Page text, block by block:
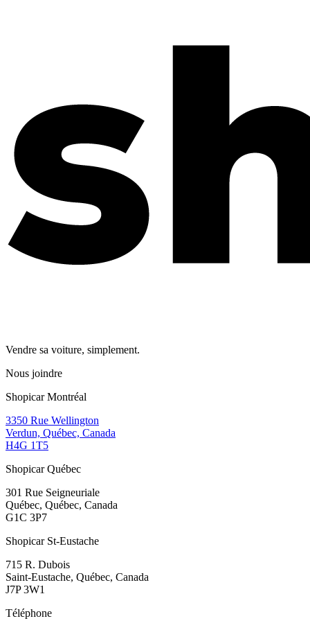
Vendre sa voiture, simplement.
Nous joindre
Shopicar Montréal
3350 Rue Wellington
Verdun, Québec, Canada
H4G 1T5
Shopicar Québec
301 Rue Seigneuriale
Québec, Québec, Canada
G1C 3P7
Shopicar St-Eustache
715 R. Dubois
Saint-Eustache, Québec, Canada
J7P 3W1
Téléphone